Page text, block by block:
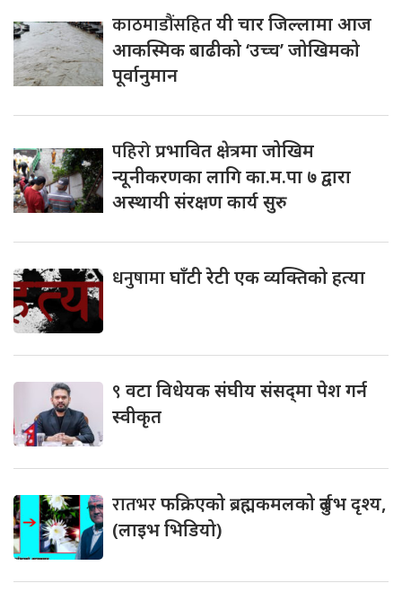
काठमाडौंसहितयी चार जिल्लामा आज
आकस्मिक बाढीको ‘उच्च’ जोखिमको
पूर्वानुमान
पहिरोप्रभावित क्षेत्रमा जोखिम
न्यूनीकरणका लागि का.म.पा ७ द्वारा
अस्थायी संरक्षण कार्य सुरु
धनुषामाघाँटी रेटी एक व्यक्तिको हत्या
९ वटा विधेयक संघीय संसद्‌मा पेश गर्न
स्वीकृत
रातभरफक्रिएको ब्रह्मकमलको दुर्लभ दृश्य,
(लाइभ भिडियो)